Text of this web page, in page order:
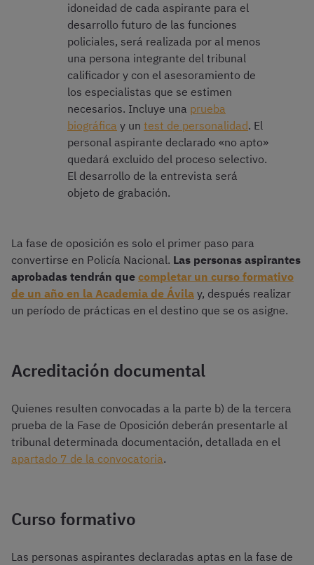
idoneidad de cada aspirante para el
desarrollo futuro de las funciones
policiales, será realizada por al menos
una persona integrante del tribunal
calificador y con el asesoramiento de
los especialistas que se estimen
necesarios. Incluye una prueba
biográfica y un test de personalidad. El
personal aspirante declarado «no apto»
quedará excluido del proceso selectivo.
El desarrollo de la entrevista será
objeto de grabación.
La fase de oposición es solo el primer paso para
convertirse en Policía Nacional. Las personas aspirantes
aprobadas tendrán que completar un curso formativo
de un año en la Academia de Ávila y, después realizar
un período de prácticas en el destino que se os asigne.
Acreditación documental
Quienes resulten convocadas a la parte b) de la tercera
prueba de la Fase de Oposición deberán presentarle al
tribunal determinada documentación, detallada en el
apartado 7 de la convocatoria.
Curso formativo
Las personas aspirantes declaradas aptas en la fase de